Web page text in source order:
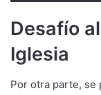
Desafío
Iglesia
Por otra parte, se